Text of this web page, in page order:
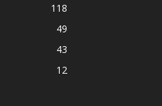
118
49
43
12